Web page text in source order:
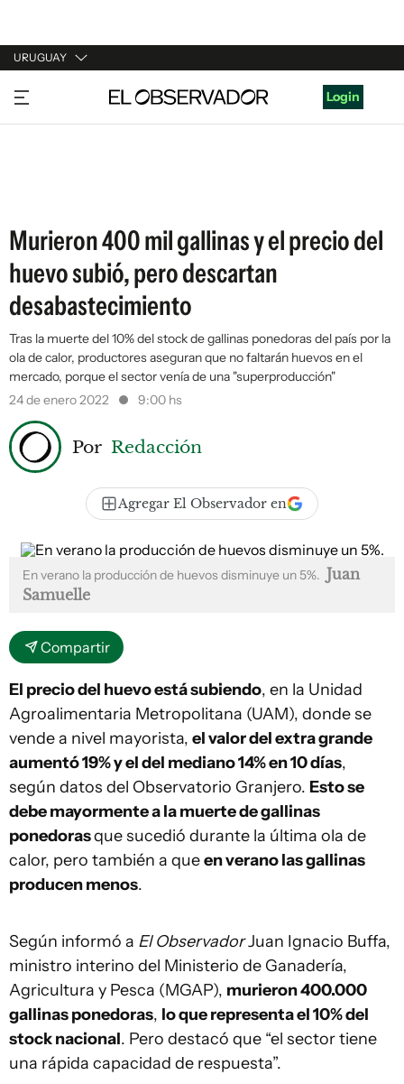
URUGUAY
URUGUAY
ARGENTINA
Login
Murieron 400 mil gallinas y el precio del
huevo subió, pero descartan
desabastecimiento
Tras la muerte del 10% del stock de gallinas ponedoras del país por la
ola de calor, productores aseguran que no faltarán huevos en el
mercado, porque el sector venía de una "superproducción"
24 de enero 2022
9:00 hs
Por Redacción
Agregar El Observador en
En verano la producción de huevos disminuye un 5%. Juan
Samuelle
Compartir
El precio del huevo está subiendo, en la Unidad
Agroalimentaria Metropolitana (UAM), donde se
vende a nivel mayorista, el valor del extra grande
aumentó 19% y el del mediano 14% en 10 días,
según datos del Observatorio Granjero. Esto se
debe mayormente a la muerte de gallinas
ponedorasque sucedió durante la última ola de
calor, pero también a queen verano las gallinas
producen menos.
Según informó a El ObservadorJuan Ignacio Buffa,
ministro interino del Ministerio de Ganadería,
Agricultura y Pesca (MGAP), murieron 400.000
gallinas ponedoras, lo que representa el 10% del
stock nacional. Pero destacó que “el sector tiene
una rápida capacidad de respuesta”.